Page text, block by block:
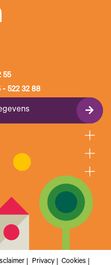
55
- 522 32 88
Privacy Cookies